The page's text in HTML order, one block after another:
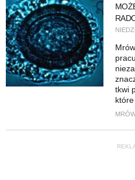
tkwi
które